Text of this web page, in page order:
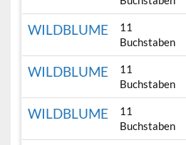
WILDBLUME
11
Buchstaben
WILDBLUME
11
Buchstaben
WILDBLUME
11
Buchstaben